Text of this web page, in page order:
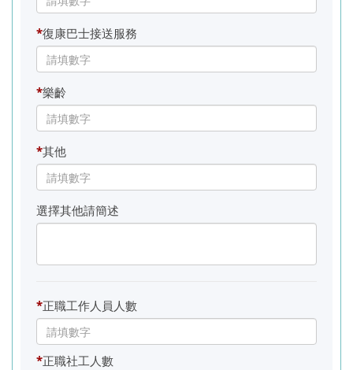
*復康巴士接送服務
*樂齡
*其他
選擇其他請簡述
*正職工作人員人數
*正職社工人數